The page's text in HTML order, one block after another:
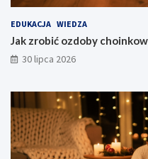
EDUKACJA WIEDZA
Jak zrobić ozdoby
30 lipca 2026